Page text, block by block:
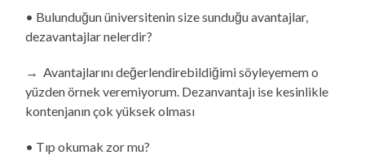
• Bulunduğun üniversitenin size sunduğu avantajlar,
dezavantajlar nelerdir?
→ Avantajlarını değerlendirebildiğimi söyleyemem o
yüzden örnek veremiyorum. Dezanvantajı ise kesinlikle
kontenjanın çok yüksek olması
• Tıp okumak zor mu?